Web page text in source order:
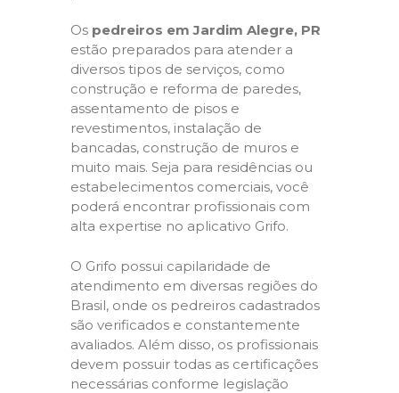
Os pedreiros em Jardim Alegre, PR
estão preparados para atender a
diversos tipos de serviços, como
construção e reforma de paredes,
assentamento de pisos e
revestimentos, instalação de
bancadas, construção de muros e
muito mais. Seja para residências ou
estabelecimentos comerciais, você
poderá encontrar profissionais com
alta expertise no aplicativo Grifo.
O Grifo possui capilaridade de
atendimento em diversas regiões do
Brasil, onde os pedreiros cadastrados
são verificados e constantemente
avaliados. Além disso, os profissionais
devem possuir todas as certificações
necessárias conforme legislação